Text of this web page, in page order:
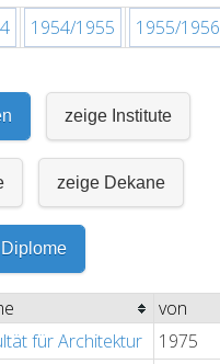
1954/1955 1955/1956
zeige Institute
zeige Dekane
von
für Architektur 1975